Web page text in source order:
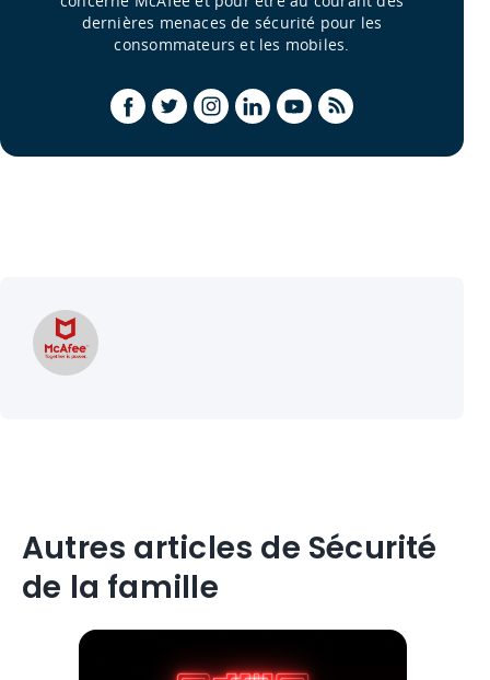
dernières menaces de sécurité pour les
consommateurs et les mobiles.
Autres articles de Sécurité
de la famille